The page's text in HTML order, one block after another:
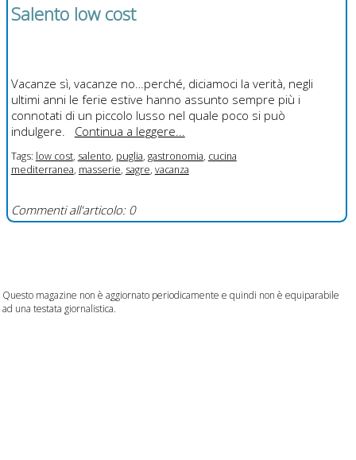
Salento low cost
Vacanze sì, vacanze no…perché, diciamoci la verità, negli
ultimi anni le ferie estive hanno assunto sempre più i
connotati di un piccolo lusso nel quale poco si può
indulgere.
Continua a leggere...
Tags: low cost, salento, puglia, gastronomia, cucina
mediterranea, masserie, sagre, vacanza
Commenti all'articolo: 0
Questo magazine non è aggiornato periodicamente e quindi non è equiparabile
ad una testata giornalistica.